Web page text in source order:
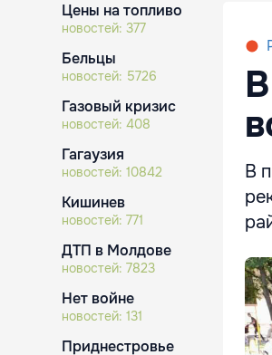
Цены на топливо
новостей: 377
Бельцы
новостей: 5726
Газовый кризис
новостей: 408
Гагаузия
новостей: 10842
Кишинев
новостей: 771
ДТП в Молдове
новостей: 7823
Нет войне
новостей: 131
Приднестровье
В